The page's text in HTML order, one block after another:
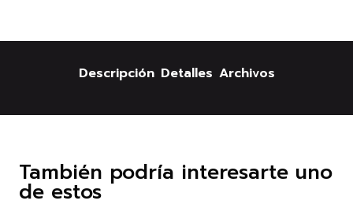
Descripción Detalles Archivos
También podría interesarte uno
de estos